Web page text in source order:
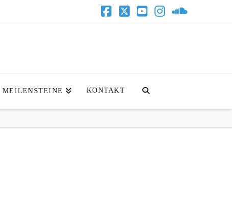
MEILENSTEINE KONTAKT